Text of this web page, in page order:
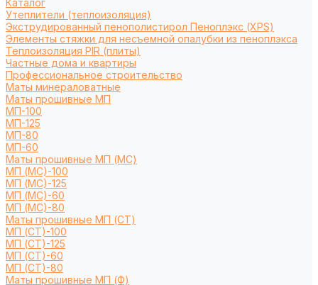
Каталог
Утеплители (теплоизоляция)
Экструдированный пенополистирол Пеноплэкс (XPS)
Элементы стяжки для несъемной опалубки из пеноплэкса
Теплоизоляция PIR (плиты)
Частные дома и квартиры
Профессиональное строительство
Маты минераловатные
Маты прошивные МП
МП-100
МП-125
МП-80
МП-60
Маты прошивные МП (МС)
МП (МС)-100
МП (МС)-125
МП (МС)-60
МП (МС)-80
Маты прошивные МП (СТ)
МП (СТ)-100
МП (СТ)-125
МП (СТ)-60
МП (СТ)-80
Маты прошивные МП (Ф)